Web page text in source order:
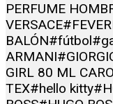
PERFUME
VERSACE
BALÓN#fútbol
ARMANI
GIRL 80 ML
TEX#hello kitty